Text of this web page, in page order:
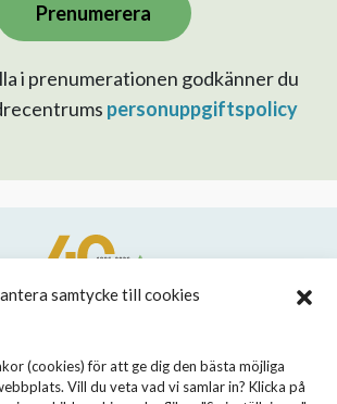
samtycke till cookies
(cookies) för att ge dig den bästa möjliga
Vill du veta vad vi samlar in? Klicka på
Prenumerera
i prenumerationen godkänner du
personuppgiftspolicy